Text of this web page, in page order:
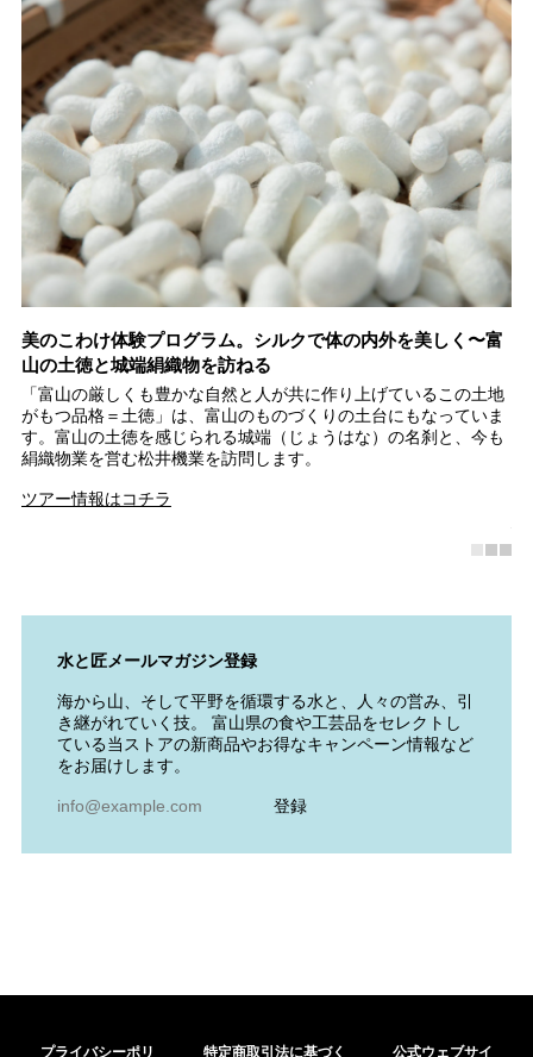
美のこわけ体験プログラム。シルクで体の内外を美しく〜富
山の土徳と城端絹織物を訪ねる
「富山の厳しくも豊かな自然と人が共に作り上げているこの土地
がもつ品格＝土徳」は、富山のものづくりの土台にもなっていま
す。富山の土徳を感じられる城端（じょうはな）の名刹と、今も
絹織物業を営む松井機業を訪問します。
ツアー情報はコチラ
水と匠メールマガジン登録
海から山、そして平野を循環する水と、人々の営み、引
き継がれていく技。 富山県の食や工芸品をセレクトし
ている当ストアの新商品やお得なキャンペーン情報など
をお届けします。
登録
プライバシーポリ 特定商取引法に基づく 公式ウェブサイ